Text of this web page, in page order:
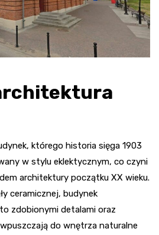
którego historia sięga 1903
w stylu eklektycznym, co czyni
architektury początku XX wieku.
ceramicznej, budynek
zdobionymi detalami oraz
do wnętrza naturalne